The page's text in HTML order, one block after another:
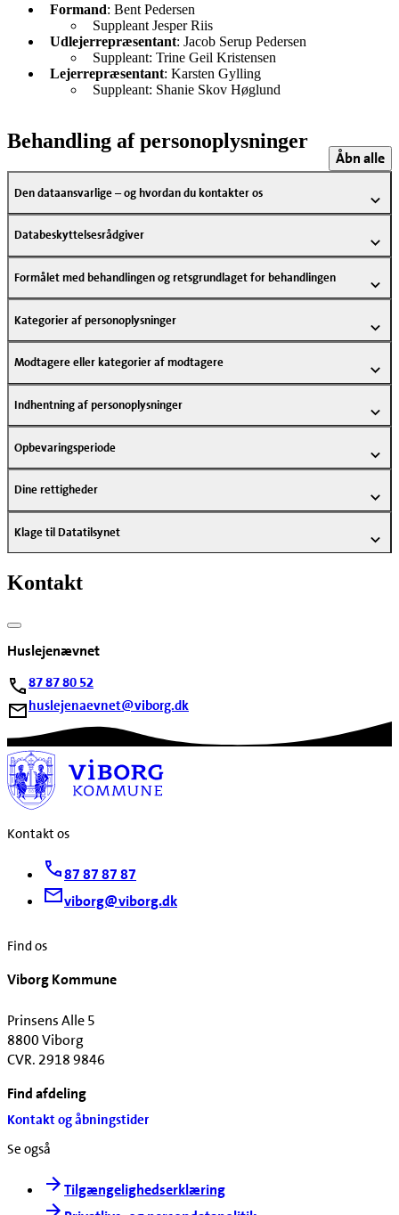
Formand: Bent Pedersen
Suppleant Jesper Riis
Udlejerrepræsentant: Jacob Serup Pedersen
Suppleant: Trine Geil Kristensen
Lejerrepræsentant: Karsten Gylling
Suppleant: Shanie Skov Høglund
Behandling af personoplysninger
Åbn alle
Den dataansvarlige – og hvordan du kontakter os
Databeskyttelsesrådgiver
Formålet med behandlingen og retsgrundlaget for behandlingen
Kategorier af personoplysninger
Modtagere eller kategorier af modtagere
Indhentning af personoplysninger
Opbevaringsperiode
Dine rettigheder
Klage til Datatilsynet
Kontakt
Huslejenævnet
87 87 80 52
huslejenaevnet@viborg.dk
Kontakt os
87 87 87 87
viborg@viborg.dk
Find os
Viborg Kommune
Prinsens Alle 5
8800 Viborg
CVR. 2918 9846
Find afdeling
Kontakt og åbningstider
Se også
Tilgængelighedserklæring